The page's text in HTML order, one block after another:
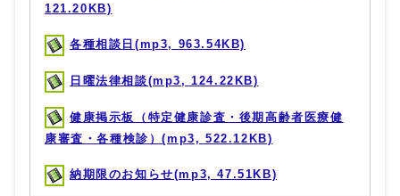
121.20KB)
各種相談日(mp3, 963.54KB)
日曜法律相談(mp3, 124.22KB)
健康掲示板（特定健康診査・後期高齢者医療健
康審査・各種検診）(mp3, 522.12KB)
納期限のお知らせ(mp3, 47.51KB)